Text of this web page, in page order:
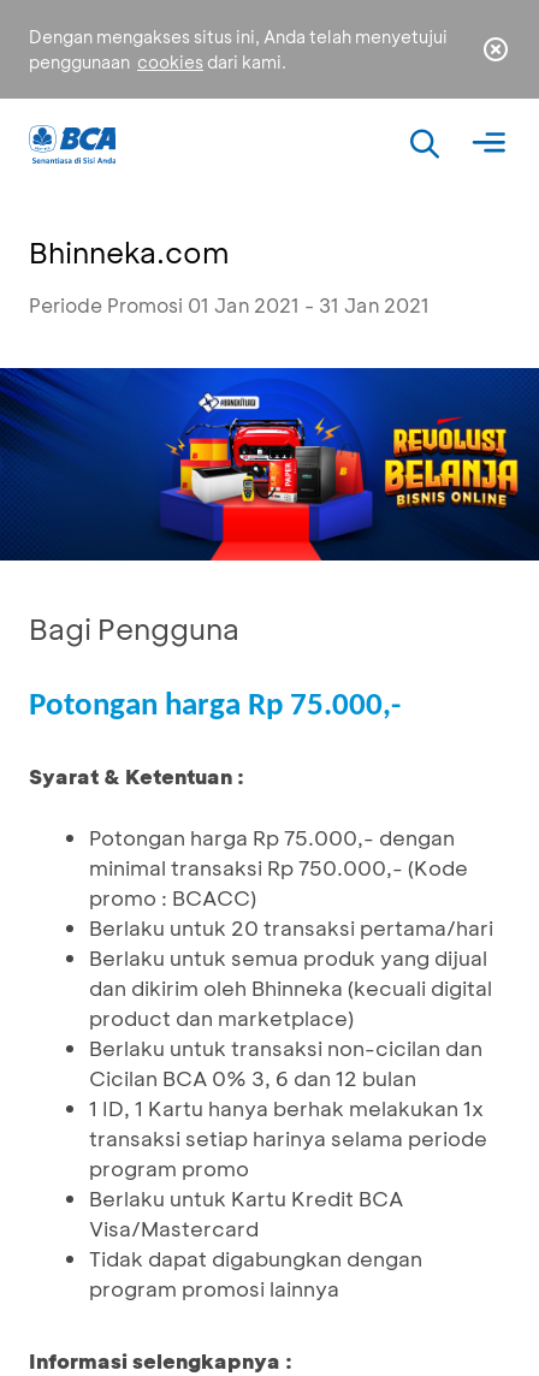
Dengan mengakses situs ini, Anda telah menyetujui
penggunaan cookies dari kami.
Bhinneka.com
Periode Promosi 01 Jan 2021 - 31 Jan 2021
Bagi Pengguna
Potongan harga Rp 75.000,-
Syarat & Ketentuan :
Potongan harga Rp 75.000,- dengan
minimal transaksi Rp 750.000,- (Kode
promo : BCACC)
Berlaku untuk 20 transaksi pertama/hari
Berlaku untuk semua produk yang dijual
dan dikirim oleh Bhinneka (kecuali digital
product dan marketplace)
Berlaku untuk transaksi non-cicilan dan
Cicilan BCA 0% 3, 6 dan 12 bulan
1 ID, 1 Kartu hanya berhak melakukan 1x
transaksi setiap harinya selama periode
program promo
Berlaku untuk Kartu Kredit BCA
Visa/Mastercard
Tidak dapat digabungkan dengan
program promosi lainnya
Informasi selengkapnya :